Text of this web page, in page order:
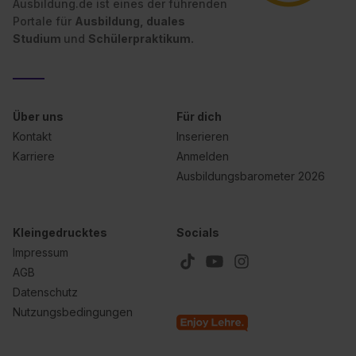
Wirkung für die Zukunft ganz oder teilweise über unsere
Datenschutzerklärung unter dem Punkt „Datenschutz-
Einstellungen“ widerrufen. Weitere Informationen zu den
Ausbildung.de ist eines der führenden
Portale für Ausbildung, duales
Studium und Schülerpraktikum.
Über uns
Kontakt
Karriere
Für dich
Inserieren
Anmelden
Ausbildungsbarometer 2026
Kleingedrucktes
Impressum
AGB
Datenschutz
Nutzungsbedingungen
Socials